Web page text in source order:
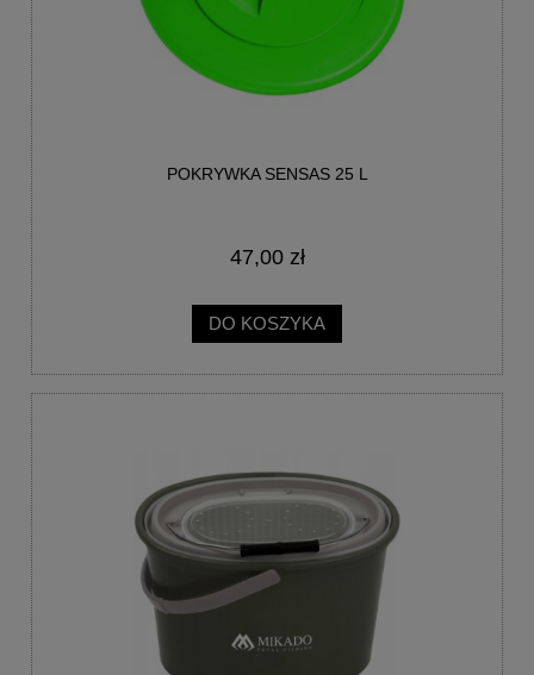
POKRYWKA SENSAS 25 L
47,00 zł
DO KOSZYKA